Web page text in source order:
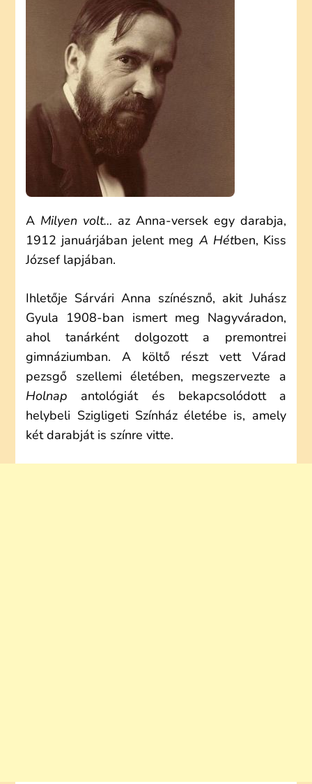
A Milyen volt… az Anna-versek egy darabja,
1912 januárjában jelent meg A Hétben, Kiss
József lapjában.
Ihletője Sárvári Anna színésznő, akit Juhász
Gyula 1908-ban ismert meg Nagyváradon,
ahol tanárként dolgozott a premontrei
gimnáziumban. A költő részt vett Várad
pezsgő szellemi életében, megszervezte a
Holnap antológiát és bekapcsolódott a
helybeli Szigligeti Színház életébe is, amely
két darabját is színre vitte.